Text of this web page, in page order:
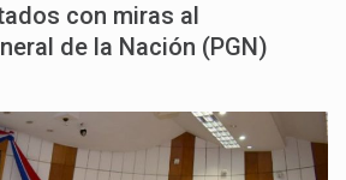
con miras al
de la Nación (PGN)